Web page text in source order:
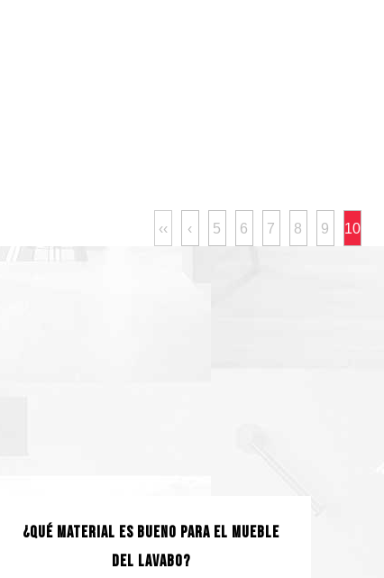
‹‹ ‹ 5 6 7 8 9 10
¿Qué material es bueno para el mueble
del lavabo?